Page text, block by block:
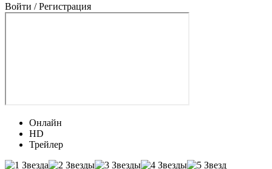
Войти / Регистрация
Онлайн
HD
Трейлер